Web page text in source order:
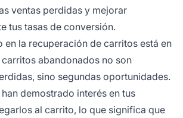
ventas perdidas y mejorar
tus tasas de conversión.
en la recuperación de carritos está en
abandonados no son
sino segundas oportunidades.
demostrado interés en tus
al carrito, lo que significa que